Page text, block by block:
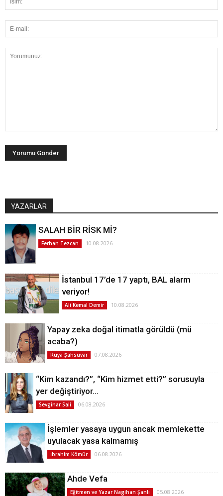
YAZARLAR
SALAH BİR RİSK Mİ?
Ferhan Tezcan 10.08.2026
İstanbul 17’de 17 yaptı, BAL alarm
veriyor!
Ali Kemal Demir 10.08.2026
Yapay zeka doğal itimatla görüldü (mü
acaba?)
Rüya Şahsuvar 07.08.2026
“Kim kazandı?”, “Kim hizmet etti?” sorusuyla
yer değiştiriyor…
Sevginar Sali 06.08.2026
İşlemler yasaya uygun ancak memlekette
uyulacak yasa kalmamış
İbrahim Kömür 06.08.2026
Ahde Vefa
Eğitmen ve Yazar Nagihan Şanlı 05.08.2026